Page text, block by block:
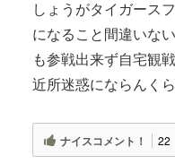
しょうがタイガース
になること間違いな
も参戦出来ず自宅観
近所迷惑にならんく
ナイスコメント！ 22